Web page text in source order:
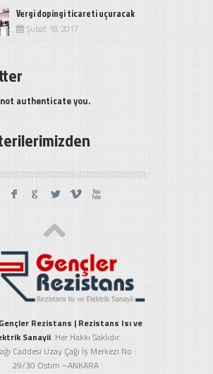
Vergi dopingi ticareti uçuracak
Şubat 18, 2017
authenticate you.
F G L V X
Gençler Rezistans | Rezistans Isı ve
Sanayii. Her Hakkı Saklıdır.
Caddesi Uzay Çağı İş Merkezi No :
29/30 Ostim –ANKARA